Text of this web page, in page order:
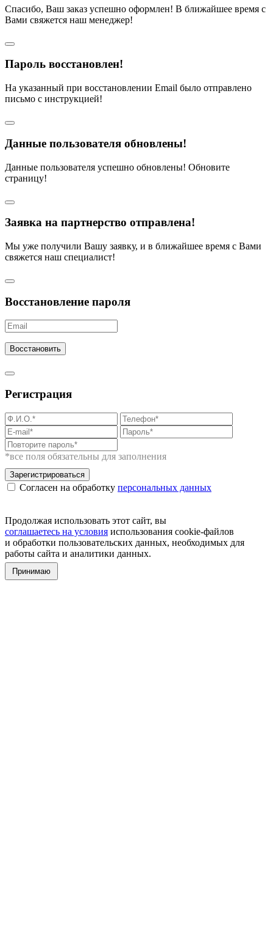
Спасибо, Ваш заказ успешно оформлен! В ближайшее время с
Вами свяжется наш менеджер!
Пароль восстановлен!
На указанный при восстановлении Email было отправлено
письмо с инструкцией!
Данные пользователя обновлены!
Данные пользователя успешно обновлены! Обновите
страницу!
Заявка на партнерство отправлена!
Мы уже получили Вашу заявку, и в ближайшее время с Вами
свяжется наш специалист!
Восстановление пароля
Восстановить
Регистрация
*все поля обязательны для заполнения
Зарегистрироваться
Согласен на обработку персональных данных
Продолжая использовать этот сайт, вы
соглашаетесь на условия использования cookie-файлов
и обработки пользовательских данных, необходимых для
работы сайта и аналитики данных.
Принимаю